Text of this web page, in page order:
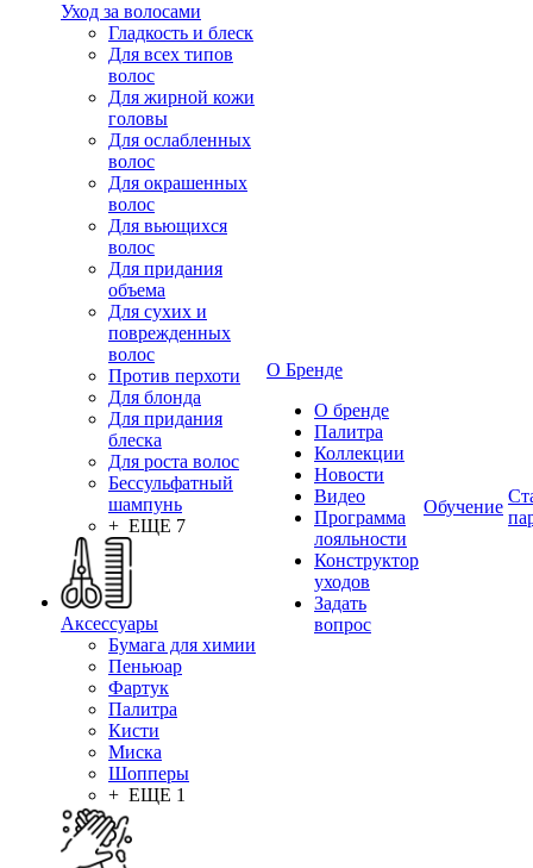
Уход за волосами
Гладкость и блеск
Для всех типов
волос
Для жирной кожи
головы
Для ослабленных
волос
Для окрашенных
волос
Для вьющихся
волос
Для придания
объема
Для сухих и
поврежденных
волос
Против перхоти
Для блонда
Для придания
блеска
Для роста волос
Бессульфатный
шампунь
+ ЕЩЕ 7
Аксессуары
Бумага для химии
Пеньюар
Фартук
Палитра
Кисти
Миска
Шопперы
+ ЕЩЕ 1
О Бренде
О бренде
Палитра
Коллекции
Новости
Видео
Программа
лояльности
Конструктор
уходов
Задать
вопрос
Обучение